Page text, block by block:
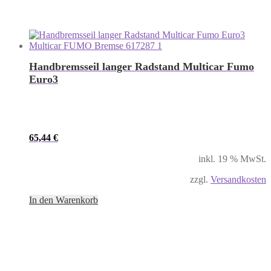
Handbremsseil langer Radstand Multicar Fumo
Euro3
65,44 €
inkl. 19 % MwSt.
zzgl. Versandkosten
In den Warenkorb